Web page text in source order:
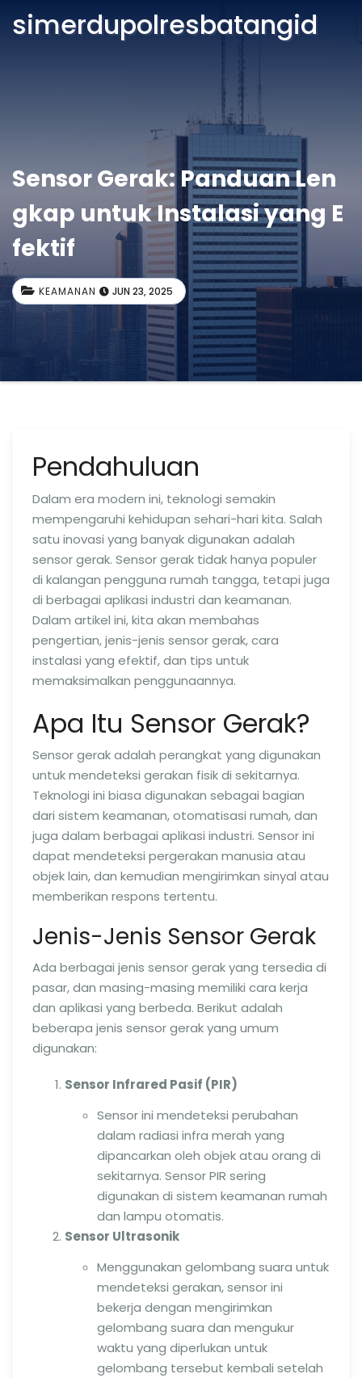
simerdupolresbatangid
Sensor Gerak: Panduan Len
gkap untuk Instalasi yang E
fektif
KEAMANAN JUN 23, 2025
Pendahuluan
Dalam era modern ini, teknologi semakin
mempengaruhi kehidupan sehari-hari kita. Salah
satu inovasi yang banyak digunakan adalah
sensor gerak. Sensor gerak tidak hanya populer
di kalangan pengguna rumah tangga, tetapi juga
di berbagai aplikasi industri dan keamanan.
Dalam artikel ini, kita akan membahas
pengertian, jenis-jenis sensor gerak, cara
instalasi yang efektif, dan tips untuk
memaksimalkan penggunaannya.
Apa Itu Sensor Gerak?
Sensor gerak adalah perangkat yang digunakan
untuk mendeteksi gerakan fisik di sekitarnya.
Teknologi ini biasa digunakan sebagai bagian
dari sistem keamanan, otomatisasi rumah, dan
juga dalam berbagai aplikasi industri. Sensor ini
dapat mendeteksi pergerakan manusia atau
objek lain, dan kemudian mengirimkan sinyal atau
memberikan respons tertentu.
Jenis-Jenis Sensor Gerak
Ada berbagai jenis sensor gerak yang tersedia di
pasar, dan masing-masing memiliki cara kerja
dan aplikasi yang berbeda. Berikut adalah
beberapa jenis sensor gerak yang umum
digunakan:
Sensor Infrared Pasif (PIR)
Sensor ini mendeteksi perubahan
dalam radiasi infra merah yang
dipancarkan oleh objek atau orang di
sekitarnya. Sensor PIR sering
digunakan di sistem keamanan rumah
dan lampu otomatis.
Sensor Ultrasonik
Menggunakan gelombang suara untuk
mendeteksi gerakan, sensor ini
bekerja dengan mengirimkan
gelombang suara dan mengukur
waktu yang diperlukan untuk
gelombang tersebut kembali setelah